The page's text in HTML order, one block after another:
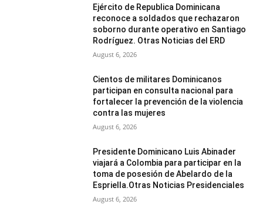
Ejército de Republica Dominicana
reconoce a soldados que rechazaron
soborno durante operativo en Santiago
Rodríguez. Otras Noticias del ERD
August 6, 2026
Cientos de militares Dominicanos
participan en consulta nacional para
fortalecer la prevención de la violencia
contra las mujeres
August 6, 2026
Presidente Dominicano Luis Abinader
viajará a Colombia para participar en la
toma de posesión de Abelardo de la
Espriella.Otras Noticias Presidenciales
August 6, 2026